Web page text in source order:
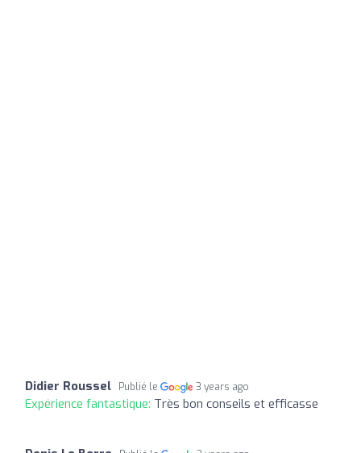
Didier Roussel Publié le 3 years ago
Expérience fantastique: Très bon conseils et efficasse